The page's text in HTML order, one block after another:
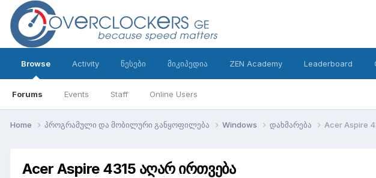
Browse
Forums Events Staff Online Users
Activity წესები მიკიპედია ZEN Academy Leaderboard
Home პროგრამული და მობილური განყოფილება Windows დახმარება Acer Aspire
Acer Aspire 4315 აღარ ირთვება